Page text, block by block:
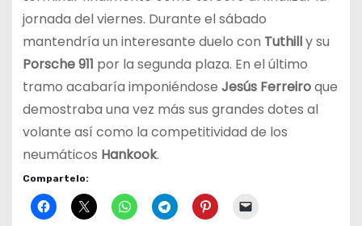
jornada del viernes. Durante el sábado
mantendría un interesante duelo con Tuthilly su
Porsche 911 por la segunda plaza. En el último
tramo acabaría imponiéndose Jesús Ferreiroque
demostraba una vez más sus grandes dotes al
volante así como la competitividad de los
neumáticos Hankook.
Compartelo: